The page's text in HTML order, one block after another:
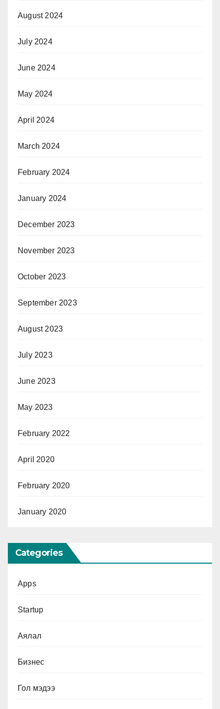
August 2024
July 2024
June 2024
May 2024
April 2024
March 2024
February 2024
January 2024
December 2023
November 2023
October 2023
September 2023
August 2023
July 2023
June 2023
May 2023
February 2022
April 2020
February 2020
January 2020
Categories
Apps
Startup
Аялал
Бизнес
Гол мэдээ